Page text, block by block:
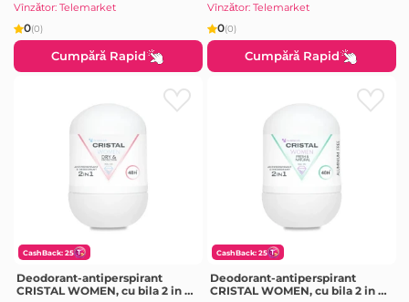
Vînzător: Telemarket
0(0)
Cumpără Rapid
Vînzător: Telemarket
0(0)
Cumpără Rapid
CashBack: 25
Deodorant-antiperspirant
CRISTAL WOMEN, cu bila 2 in 1,
CashBack: 25
Deodorant-antiperspirant
CRISTAL WOMEN, cu bila 2 in 1,